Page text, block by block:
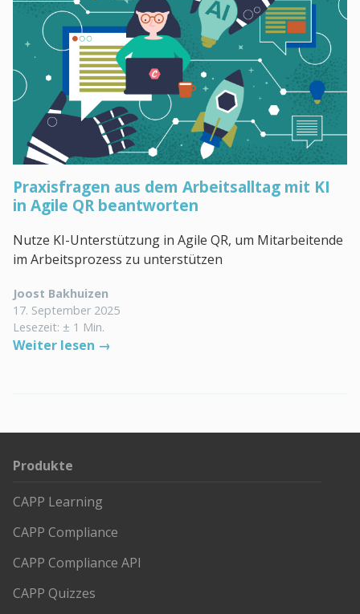
Praxisfragen aus dem Arbeitsalltag mit KI
in Agile QR beantworten
Nutze KI-Unterstützung in Agile QR, um Mitarbeitende
im Arbeitsprozess zu unterstützen
Joost Bakhuizen
17. September 2025
Lesezeit: ± 1 Min.
Weiter lesen →
Produkte
CAPP Learning
CAPP Compliance
CAPP Compliance API
CAPP Quizzes